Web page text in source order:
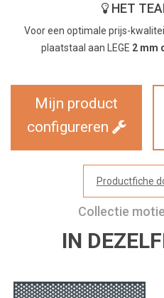
HET
Voor een optimale prijs-
plaatstaal aan LEGE 2 mm
Mijn product
configureren
Productfiche
Collectie
IN